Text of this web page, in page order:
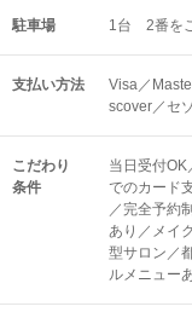
駐車場 1台 2番を
支払い方法
Visa／
scover／セ
こだわり
条件
当日受付
でのカード
／完全予約
あり／メイ
型サロン／
ルメニュー